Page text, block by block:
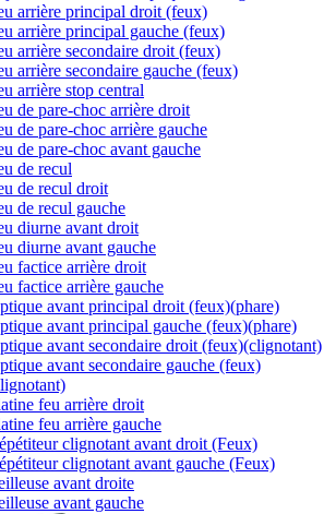
arrière principal droit (feux)
arrière principal gauche (feux)
arrière secondaire droit (feux)
arrière secondaire gauche (feux)
arrière stop central
de pare-choc arrière droit
de pare-choc arrière gauche
de pare-choc avant gauche
de recul
de recul droit
de recul gauche
diurne avant droit
diurne avant gauche
factice arrière droit
factice arrière gauche
avant principal droit (feux)(phare)
avant principal gauche (feux)(phare)
avant secondaire droit (feux)(clignotant)
avant secondaire gauche (feux)
feu arrière droit
feu arrière gauche
clignotant avant droit (Feux)
clignotant avant gauche (Feux)
avant droite
avant gauche